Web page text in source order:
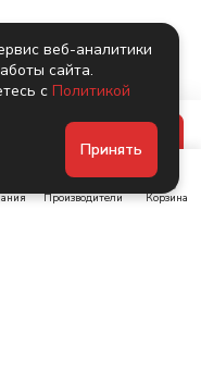
Производители Корзина
веб-аналитики
сайта.
с Политикой
Принять